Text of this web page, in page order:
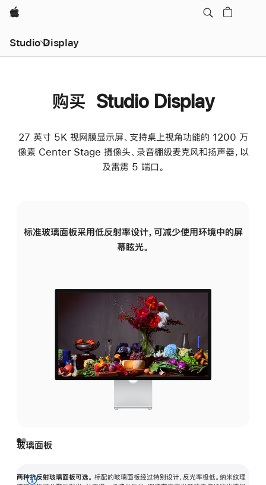
Apple
Studio Display
购买 Studio Display
27 英寸 5K 视网膜显示屏、支持桌上视角功能的 1200 万
像素 Center Stage 摄像头、录音棚级麦克风和扬声器，以
及雷雳 5 端口。
标准玻璃面板采用低反射率设计，可减少使用环境中的屏
幕眩光。
玻璃面板
两种抗反射玻璃面板可选。 标配的玻璃面板经过特别设计，反光率极低。纳米纹理